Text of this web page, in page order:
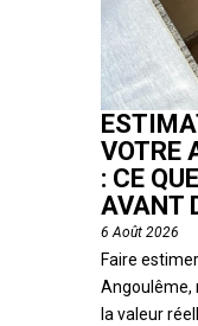
VOTRE
: CE
AVANT
6 Août 2026
Faire
Angoulême,
la valeur